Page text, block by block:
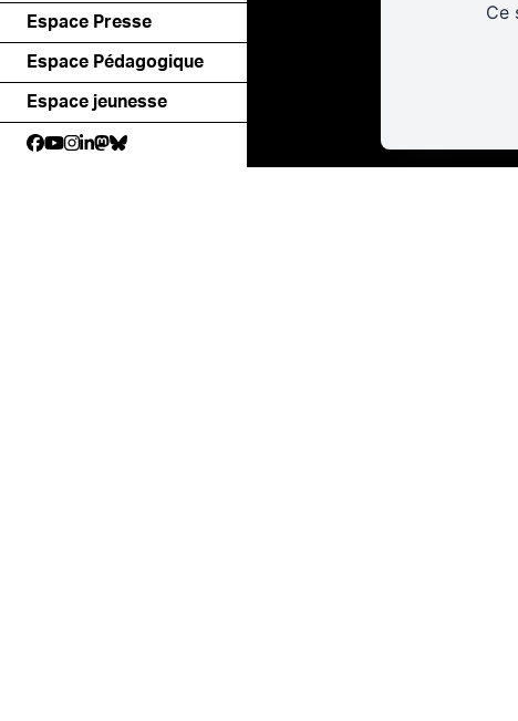
Ce
Espace Presse
Espace Pédagogique
Espace jeunesse